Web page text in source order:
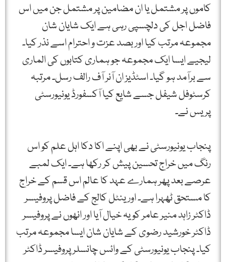
کاموں پر مشتمل یا ان مضامین پر مشتمل جن میں اس
فاضل اجل کی دلچسپی رہی ہے ایک شایان شان
مجموعہ مرتب کیا اور بصد عزت و احترام اسے نذر کیا۔
لیجیے ایسا ایک مجموعہ جو ہماری کتابوں کی الماری
سے برآمد ہو گیا۔ اسٹڈیز ان آنر آف رالف رسل۔ مرتبہ
کرسٹوفل شیفل جسے شایع کیا آکسفورڈ یونیورسٹی
پریس نے۔
پنجاب یونیورسٹی نے بھی اپنے اکا دکا اہل علم کو اس
رنگ میں خراج تحسین پیش کر رکھا ہے۔ ایک لمبے
عرصے بعد پھر ہمارے عہد کا عالم اس قسم کے خراج
کا مستحق ٹھہرا ہے۔ اورینٹل کالج کے فاضل پروفیسر
ڈاکٹر زاہد منیر عامر کو یہ خیال آیا اور انھوں نے پروفیسر
ڈاکٹر خورشید رضوی کے شایان شان ایسا مجموعہ مرتب
کیا۔ پنجاب یونیورسٹی کے وائس چانسلر پروفیسر ڈاکٹر